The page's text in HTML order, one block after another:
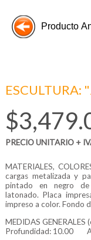
ESCULTURA:
PRECIO UNITARIO +
MATERIALES,
cargas metalizada y
pintado en negro de
latonado. Placa
impreso a color. Fondo
MEDIDAS GENERALES
Profundidad: 10.00